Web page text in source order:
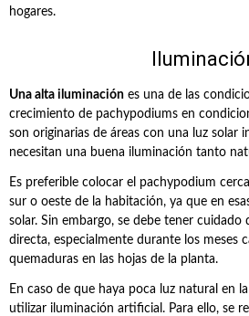
hogares.
Una alta iluminación es una de las
crecimiento de pachypodiums en
son originarias de áreas con una luz solar
necesitan una buena iluminación tanto
Es preferible colocar el pachypodium
sur o oeste de la habitación, ya que en
solar. Sin embargo, se debe tener cuidado
directa, especialmente durante los meses
quemaduras en las hojas de la planta.
En caso de que haya poca luz natural en
utilizar iluminación artificial. Para ello, se